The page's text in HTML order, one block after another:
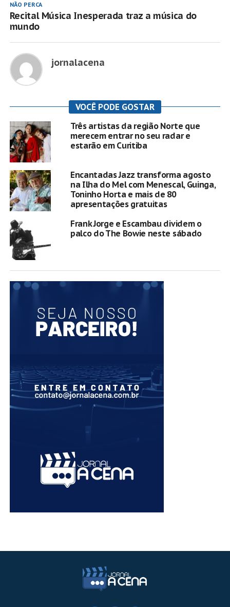
NÃO PERCA
Recital Música Inesperada traz a música do
mundo
jornalacena
VOCÊ PODE GOSTAR
Três artistas da região Norte que
merecem entrar no seu radar e
estarão em Curitiba
Encantadas Jazz transforma agosto
na Ilha do Mel com Menescal, Guinga,
Toninho Horta e mais de 80
apresentações gratuitas
Frank Jorge e Escambau dividem o
palco do The Bowie neste sábado